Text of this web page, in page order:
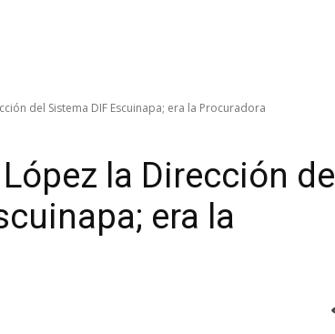
del Sistema DIF Escuinapa; era la Procuradora
la Dirección del
era la